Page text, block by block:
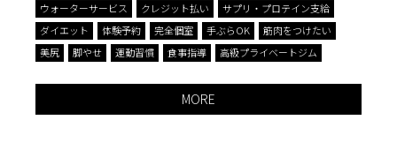
エステ クレジット払い ダイエット
体験予約
姿勢改善（猫背・肩こり）
手ぶらOK 筋肉をつけたい
美尻
脚やせ
運動習慣
MORE